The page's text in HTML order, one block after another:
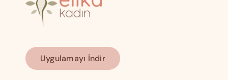
Uygulamayı İndir